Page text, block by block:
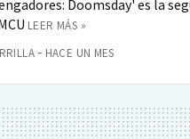
Doomsday' es la
LEER MÁS »
HACE UN MES